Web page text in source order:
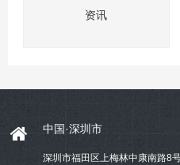
资讯
中国·深圳市
深圳市福田区上梅林中康南路8